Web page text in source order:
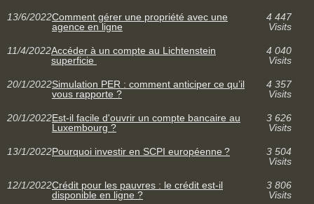
13/6/2022Comment gérer une propriété avec une
agence en ligne
4 447
Visits
11/4/2022Accéder à un compte au Lichtenstein
superficie
4 040
Visits
20/1/2022Simulation PER : comment anticiper ce qu’il
vous rapporte ?
4 357
Visits
20/1/2022Est-il facile d'ouvrir un compte bancaire au
Luxembourg ?
3 626
Visits
13/1/2022Pourquoi investir en SCPI européenne ?
3 504
Visits
12/1/2022Crédit pour les pauvres : le crédit est-il
disponible en ligne ?
3 806
Visits